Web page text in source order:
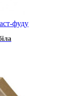
фуду